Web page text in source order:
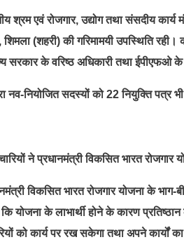
श्रम एवं रोजगार, उद्योग तथा संसदीय
(शहरी) की गरिमामयी उपस्थिति रही।
सरकार के वरिष्ठ अधिकारी तथा ईपीएफओ
नव-नियोजित सदस्यों को 22 नियुक्ति पत्र
ने प्रधानमंत्री विकसित भारत
विकसित भारत रोजगार योजना के
योजना के लाभार्थी होने के कारण
को कार्य पर रख सकेगा तथा अपने कार्यों